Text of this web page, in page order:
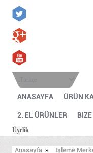
ANASAYFA ÜRÜN
2. EL ÜRÜNLER
Üyelik
Anasayfa » İşleme